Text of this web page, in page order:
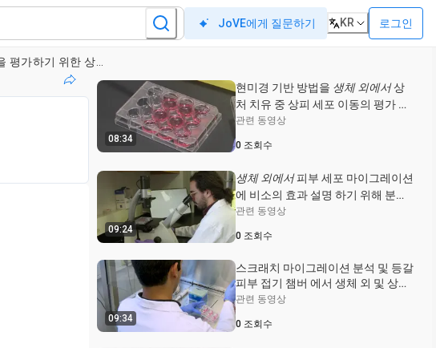
JoVE에게 질문하기 KR 로그인
08:34
현미경 기반 방법을 생체 외에서상
처 치유 중 상피 세포 이동의 평가 대
한
관련 동영상
0 조회수
09:24
생체 외에서피부 세포 마이그레이션
에 비소의 효과 설명 하기 위해 분석
결과 스크래치
관련 동영상
0 조회수
09:34
스크래치 마이그레이션 분석 및 등갈
피부 접기 챔버 에서 생체 외 및 상처
치유의 생체 내 분석
관련 동영상
0 조회수